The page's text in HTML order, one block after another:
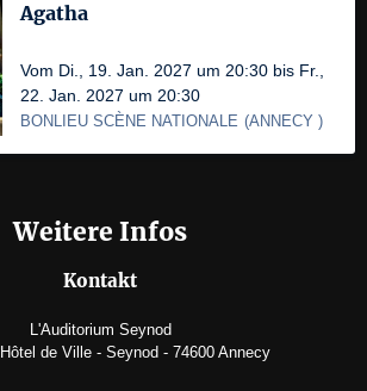
Agatha
Vom Di., 19. Jan. 2027 um 20:30 bis Fr.,
22. Jan. 2027 um 20:30
BONLIEU SCÈNE NATIONALE (ANNECY )
Weitere Infos
Kontakt
L'Auditorium Seynod
de Ville - Seynod - 74600 Annecy